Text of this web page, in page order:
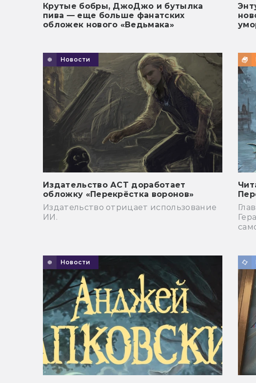
Крутые бобры, ДжоДжо и бутылка
пива — еще больше фанатских
обложек нового «Ведьмака»
Новости
Издательство АСТ доработает
обложку «Перекрёстка воронов»
Издательство отрицает использование
ИИ.
Новости